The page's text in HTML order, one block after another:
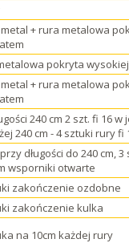
metal + rura metalowa
pokryta
metal + rura metalowa
240 cm 2 szt. fi 16
240 cm - 4 sztuki rury fi
długości do 240 cm,
wsporniki otwarte
zakończenie ozdobne
zakończenie kulka
na 10cm każdej rury